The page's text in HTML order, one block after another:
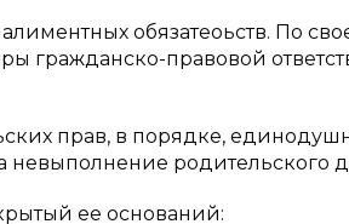
обязатеоьств. По
гражданско-правовой
прав, в порядке,
невыполнение родительского
ее оснований: